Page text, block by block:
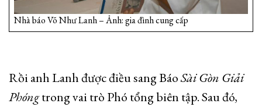
Nhà báo Võ Như Lanh – Ảnh: gia đình cung cấp
Rồi anh Lanh được điều sang BáoSài Gòn Giải
Phóngtrong vai trò Phó tổng biên tập. Sau đó,